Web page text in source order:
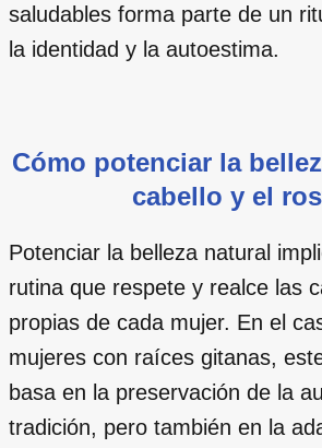
saludables forma parte de un
la identidad y la autoestima.
Cómo potenciar la
cabello y el
Potenciar la belleza natural
rutina que respete y realce las
propias de cada mujer. En el
mujeres con raíces gitanas,
basa en la preservación de la
tradición, pero también en la